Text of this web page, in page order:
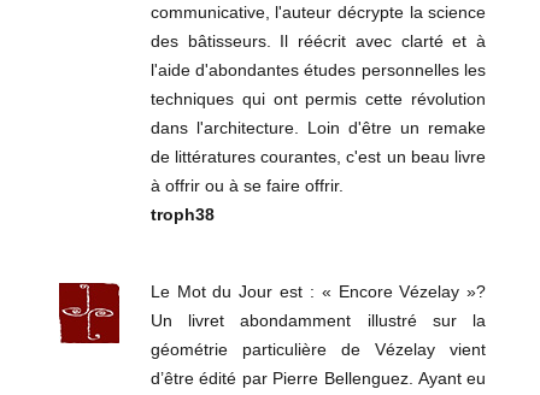
communicative, l'auteur décrypte la science
des bâtisseurs. Il réécrit avec clarté et à
l'aide d'abondantes études personnelles les
techniques qui ont permis cette révolution
dans l'architecture. Loin d'être un remake
de littératures courantes, c'est un beau livre
à offrir ou à se faire offrir.
troph38
Le Mot du Jour est : « Encore Vézelay »?
Un livret abondamment illustré sur la
géométrie particulière de Vézelay vient
d’être édité par Pierre Bellenguez. Ayant eu